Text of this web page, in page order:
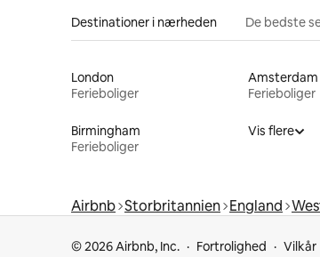
Destinationer i nærheden De bedste
London
Ferieboliger
Amsterdam
Ferieboliger
Birmingham
Ferieboliger
Vis flere
Airbnb Storbritannien England
© 2026 Airbnb, Inc. Fortrolighed Vilkår